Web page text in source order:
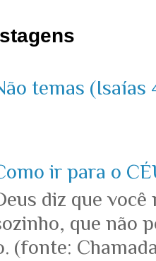
temas (Isaías
ir para o
diz que você
que não
(fonte: